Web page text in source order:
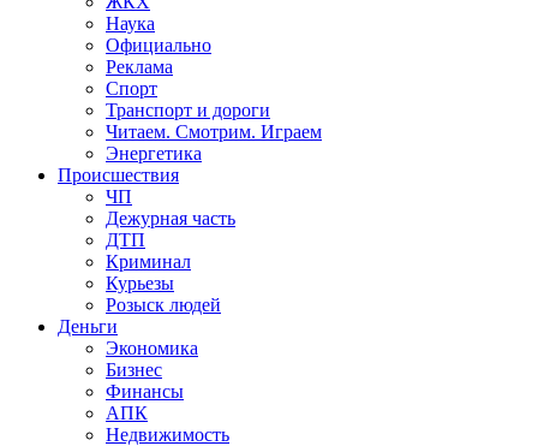
Наука
Официально
Реклама
Спорт
Транспорт и дороги
Читаем. Смотрим. Играем
Энергетика
Происшествия
ЧП
Дежурная часть
ДТП
Криминал
Курьезы
Розыск людей
Деньги
Экономика
Бизнес
Финансы
АПК
Недвижимость